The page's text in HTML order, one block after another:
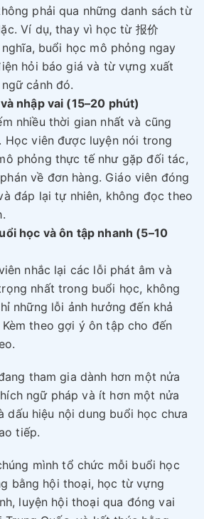
phải qua những danh sách từ
Ví dụ, thay vì học từ 报价
buổi học mô phỏng ngay
hỏi báo giá và từ vựng xuất
cảnh đó.
nhập vai (15–20 phút)
nhiều thời gian nhất và cũng
Học viên được luyện nói trong
phỏng thực tế như gặp đối tác,
về đơn hàng. Giáo viên đóng
đáp lại tự nhiên, không đọc theo
học và ôn tập nhanh (5–10
nhắc lại các lỗi phát âm và
nhất trong buổi học, không
những lỗi ảnh hưởng đến khả
theo gợi ý ôn tập cho đến
tham gia dành hơn một nửa
ngữ pháp và ít hơn một nửa
dấu hiệu nội dung buổi học chưa
tiếp.
mình tổ chức mỗi buổi học
bằng hội thoại, học từ vựng
luyện hội thoại qua đóng vai